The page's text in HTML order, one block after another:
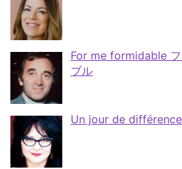
For me formidable
ブル
Un jour de